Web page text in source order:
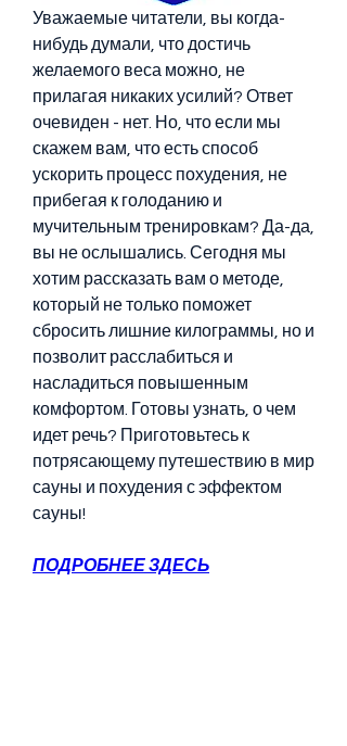
Уважаемые читатели, вы когда-
нибудь думали, что достичь
желаемого веса можно, не
прилагая никаких усилий? Ответ
очевиден - нет. Но, что если мы
скажем вам, что есть способ
ускорить процесс похудения, не
прибегая к голоданию и
мучительным тренировкам? Да-да,
вы не ослышались. Сегодня мы
хотим рассказать вам о методе,
который не только поможет
сбросить лишние килограммы, но и
позволит расслабиться и
насладиться повышенным
комфортом. Готовы узнать, о чем
идет речь? Приготовьтесь к
потрясающему путешествию в мир
сауны и похудения с эффектом
сауны!
ПОДРОБНЕЕ ЗДЕСЬ